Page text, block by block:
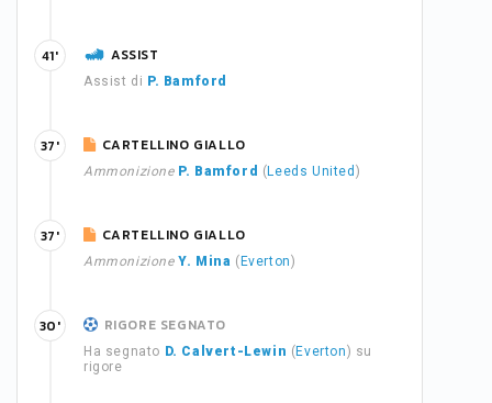
ASSIST
Assist di P. Bamford
41'
CARTELLINO GIALLO
Ammonizione P. Bamford ( Leeds United )
37'
CARTELLINO GIALLO
Ammonizione Y. Mina ( Everton)
37'
RIGORE SEGNATO
Ha segnato D. Calvert-Lewin ( Everton) su
rigore
30'